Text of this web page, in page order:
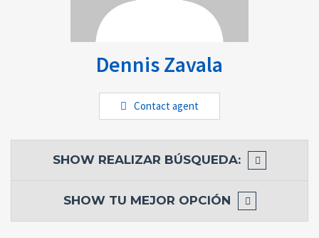
Dennis Zavala
Contact agent
SHOW REALIZAR BÚSQUEDA:
SHOW TU MEJOR OPCIÓN